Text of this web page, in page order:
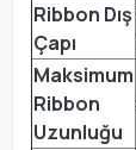
Ribbon Dış
Çapı
Maksimum
Ribbon
Uzunluğu